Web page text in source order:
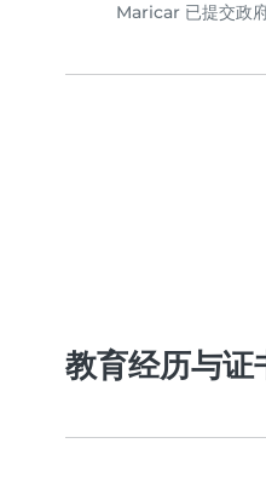
Maricar 已提交政
教育经历与证